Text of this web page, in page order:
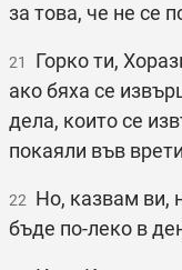
за това, че не се
21
Горко ти,
ако бяха се
дела, които се
покаяли във
22 Но, казвам ви,
бъде по-леко в